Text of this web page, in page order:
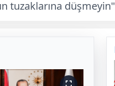
tuzaklarına